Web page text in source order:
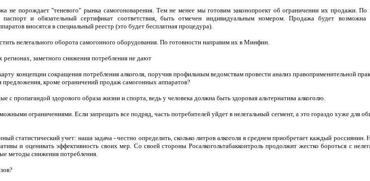
не порождает "теневого" рынка самогоноварения. Тем не менее мы готовим законопроект об ограничении их продажи.
и обязательный сертификат соответствия, быть отмечен индивидуальным номером. Продажа будет возможна
вносятся в специальный реестр (это будет бесплатная процедура).
нелегального оборота самогонного оборудования. По готовности направим их в Минфин.
заметного снижения потребления не дают
концепции сокращения потребления алкоголя, поручив профильным ведомствам провести анализ правоприменительной
кроме ограничений продаж самогонных аппаратов?
пропагандой здорового образа жизни и спорта, ведь у человека должна быть здоровая альтернатива алкоголю.
ограничениями. Если запрещать все подряд, часть потребителей уйдет в нелегальный сегмент, а это гораздо хуже для
статистический учет: наша задача - честно определить, сколько литров алкоголя в среднем приобретает каждый россиянин.
и оценивать эффективность своих мер. Со своей стороны Росалкогольтабакконтроль продолжит жестко бороться с
методы снижения потребления.